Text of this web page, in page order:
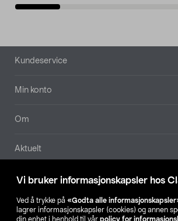
Vi bruker informasjonskapsler hos
Ved å trykke på «Godta alle
lagrer informasjonskapsler (cookies) og annen
din enhet i henhold til vår policy for
Bunntekst
Kundeservice
Min konto
Om
Aktuelt
Våre selskaper
Finn din butikk